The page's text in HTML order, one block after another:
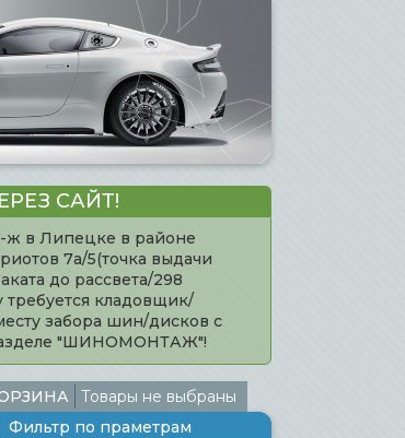
САЙТ!
ж в Липецке в районе
7а/5(точка выдачи
до рассвета/298
кладовщик/
забора шин/дисков с
"ШИНОМОНТАЖ"!
Товары не выбраны
Фильтр по праметрам